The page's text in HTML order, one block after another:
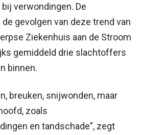
verwondingen. De
gevolgen van deze trend van
Ziekenhuis aan de Stroom
gemiddeld drie slachtoffers
binnen.
breuken, snijwonden, maar
zoals
en tandschade”, zegt